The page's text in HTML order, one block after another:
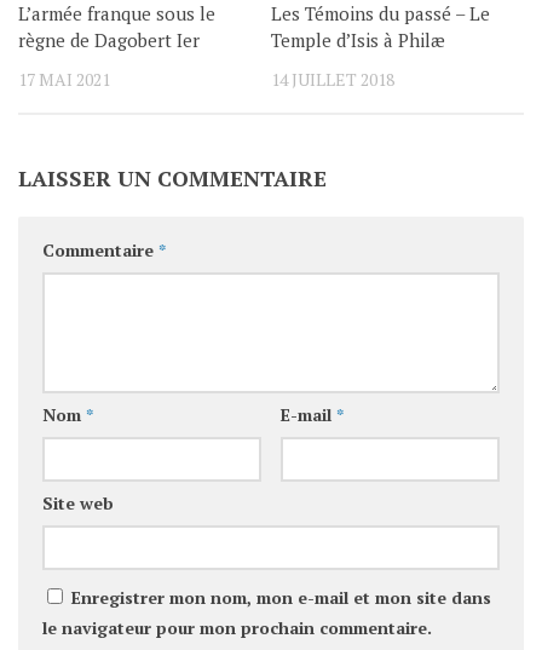
L’armée franque sous le
règne de Dagobert Ier
17 MAI 2021
Les Témoins du passé – Le
Temple d’Isis à Philæ
14 JUILLET 2018
LAISSER UN COMMENTAIRE
Commentaire *
Nom * E-mail *
Site web
Enregistrer mon nom, mon e-mail et mon site dans
le navigateur pour mon prochain commentaire.